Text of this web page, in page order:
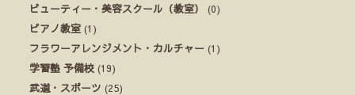
ビューティー・美容スクール（教室）
(0)
ピアノ教室 (1)
フラワーアレンジメント・カルチャー (1)
学習塾 予備校 (19)
武道・スポーツ (25)